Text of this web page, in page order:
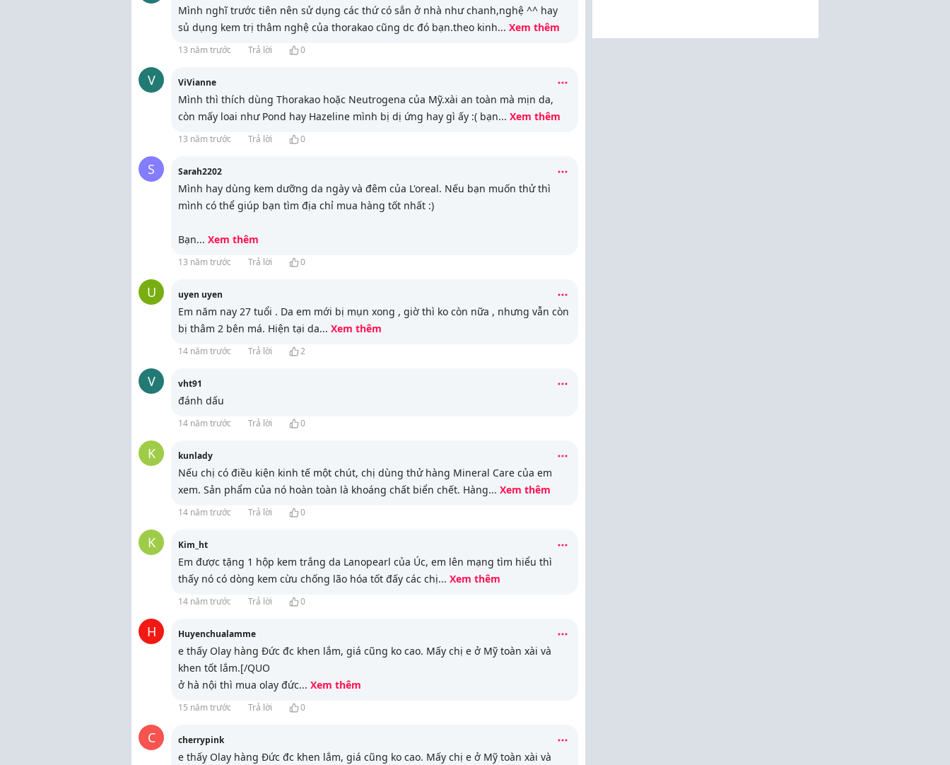
Mình nghĩ trước tiên nên sử dụng các thứ có sắn ở nhà như chanh,nghệ ^^ hay
sủ dụng kem trị thâm nghệ của thorakao cũng dc đó bạn.theo kinh... Xem thêm
13 năm trước Trả lời 0
V ViVianne
Mình thì thích dùng Thorakao hoặc Neutrogena của Mỹ.xài an toàn mà mịn da,
còn mấy loai như Pond hay Hazeline mình bị dị ứng hay gì ấy :( bạn... Xem thêm
13 năm trước Trả lời 0
S Sarah2202
Mình hay dùng kem dưỡng da ngày và đêm của L'oreal. Nếu bạn muốn thử thì
mình có thể giúp bạn tìm địa chỉ mua hàng tốt nhất :)
Bạn... Xem thêm
13 năm trước Trả lời 0
U uyen uyen
Em năm nay 27 tuổi . Da em mới bị mụn xong , giờ thì ko còn nữa , nhưng vẫn còn
bị thâm 2 bên má. Hiện tại da... Xem thêm
14 năm trước Trả lời 2
V vht91
đánh dấu
14 năm trước Trả lời 0
K kunlady
Nếu chị có điều kiện kinh tế một chút, chị dùng thử hàng Mineral Care của em
xem. Sản phẩm của nó hoàn toàn là khoáng chất biển chết. Hàng... Xem thêm
14 năm trước Trả lời 0
K Kim_ht
Em được tặng 1 hộp kem trắng da Lanopearl của Úc, em lên mạng tìm hiểu thì
thấy nó có dòng kem cừu chống lão hóa tốt đấy các chị... Xem thêm
14 năm trước Trả lời 0
H Huyenchualamme
e thấy Olay hàng Đức đc khen lắm, giá cũng ko cao. Mấy chị e ở Mỹ toàn xài và
khen tốt lắm.[/QUO
ở hà nội thì mua olay đức... Xem thêm
15 năm trước Trả lời 0
C cherrypink
e thấy Olay hàng Đức đc khen lắm, giá cũng ko cao. Mấy chị e ở Mỹ toàn xài và